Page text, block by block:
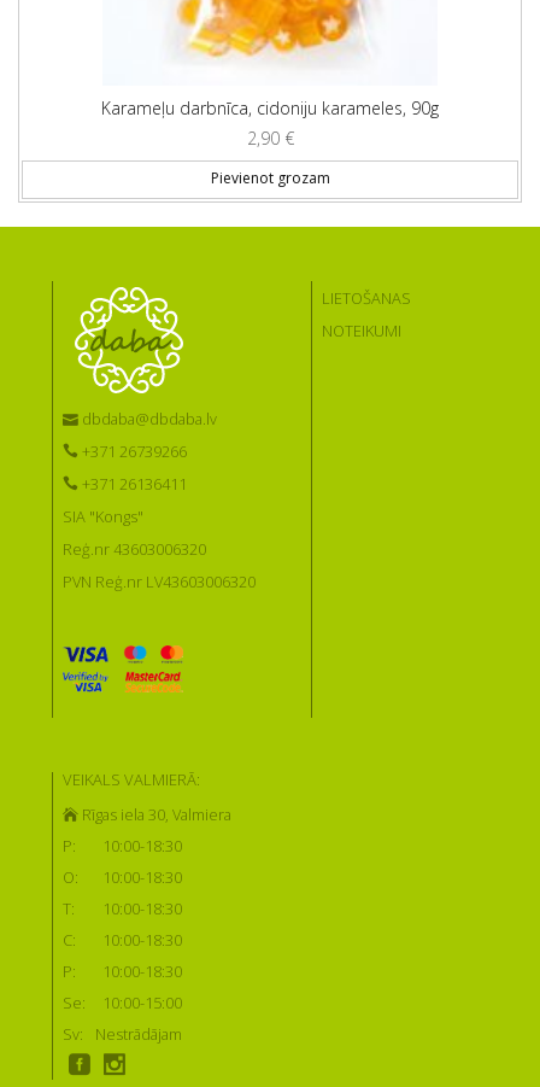
Karameļu darbnīca, cidoniju karameles, 90g
2,90 €
Pievienot grozam
dbdaba@dbdaba.lv
+371 26739266
+371 26136411
SIA "Kongs"
Reģ.nr 43603006320
PVN Reģ.nr LV43603006320
LIETOŠANAS
NOTEIKUMI
VEIKALS VALMIERĀ:
Rīgas iela 30, Valmiera
P:
10:00-18:30
O:
10:00-18:30
T:
10:00-18:30
C:
10:00-18:30
P:
10:00-18:30
Se:
10:00-15:00
Sv:
Nestrādājam